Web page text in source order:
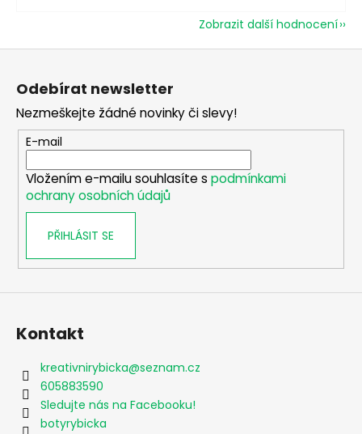
Zobrazit další hodnocení
Odebírat newsletter
Nezmeškejte žádné novinky či slevy!
E-mail
Vložením e-mailu souhlasíte s podmínkami
ochrany osobních údajů
PŘIHLÁSIT SE
Kontakt
kreativnirybicka@seznam.cz
605883590
Sledujte nás na Facebooku!
botyrybicka